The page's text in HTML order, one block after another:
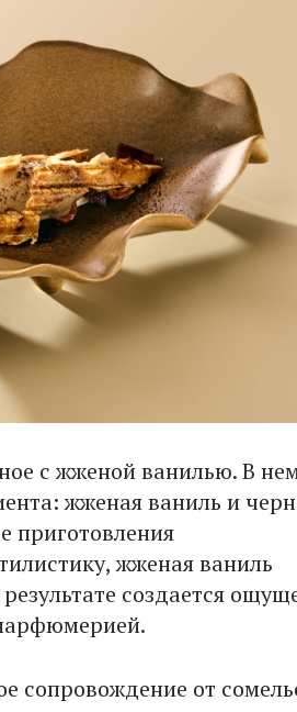
с жженой ванилью. В
жженая ваниль и
приготовления
жженая ваниль
создается
сопровождение от